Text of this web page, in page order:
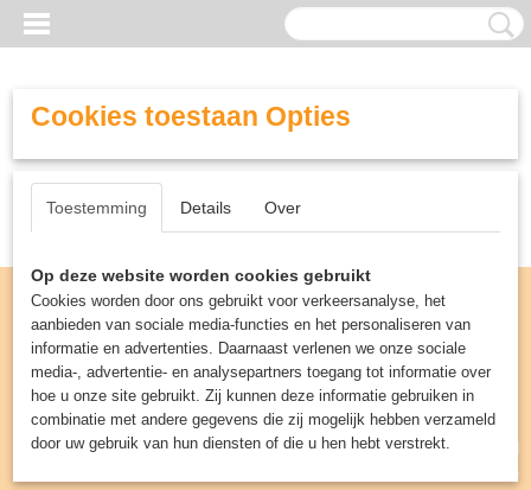
Inloggen Registreren
UW WINKELWAGEN
(0)
Cookies toestaan Opties
Toestemming Details Over
Op deze website worden cookies gebruikt
Cookies worden door ons gebruikt voor verkeersanalyse, het
aanbieden van sociale media-functies en het personaliseren van
informatie en advertenties. Daarnaast verlenen we onze sociale
media-, advertentie- en analysepartners toegang tot informatie over
hoe u onze site gebruikt. Zij kunnen deze informatie gebruiken in
combinatie met andere gegevens die zij mogelijk hebben verzameld
door uw gebruik van hun diensten of die u hen hebt verstrekt.